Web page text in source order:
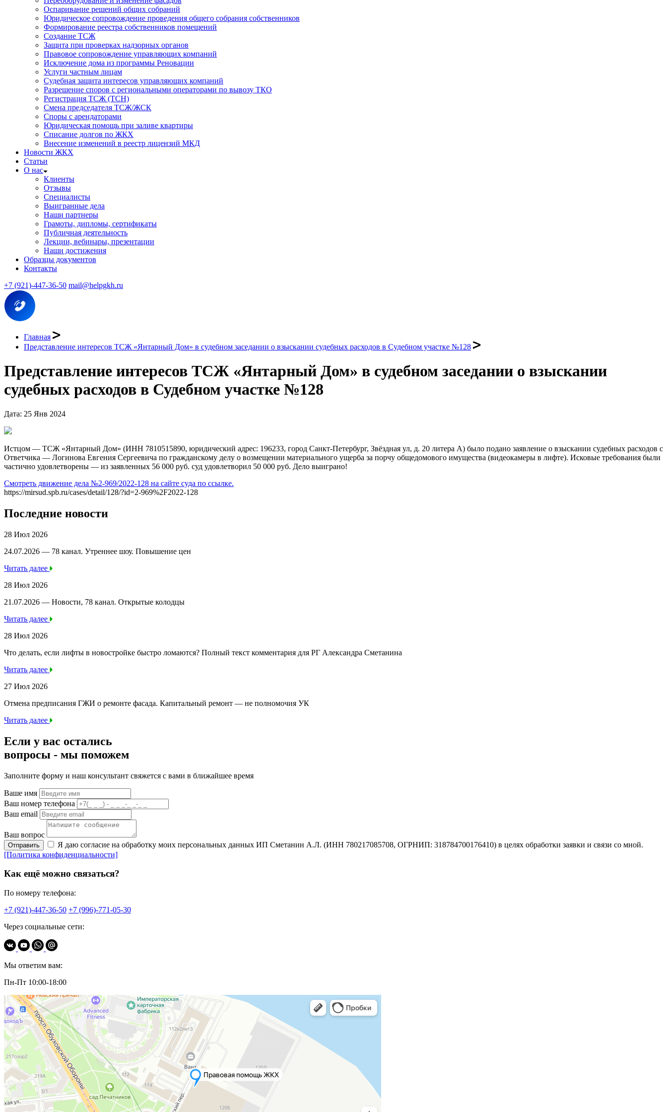
Оспаривание решений общих собраний
Юридическое сопровождение проведения общего собрания собственников
Формирование реестра собственников помещений
Создание ТСЖ
Защита при проверках надзорных органов
Правовое сопровождение управляющих компаний
Исключение дома из программы Реновации
Услуги частным лицам
Судебная защита интересов управляющих компаний
Разрешение споров с региональными операторами по вывозу ТКО
Регистрация ТСЖ (ТСН)
Смена председателя ТСЖ/ЖСК
Споры с арендаторами
Юридическая помощь при заливе квартиры
Списание долгов по ЖКХ
Внесение изменений в реестр лицензий МКД
Новости ЖКХ
Статьи
О нас
Клиенты
Отзывы
Специалисты
Выигранные дела
Наши партнеры
Грамоты, дипломы, сертификаты
Публичная деятельность
Лекции, вебинары, презентации
Наши достижения
Образцы документов
Контакты
+7 (921)-447-36-50 mail@helpgkh.ru
Главная
Представление интересов ТСЖ «Янтарный Дом» в судебном заседании о взыскании судебных расходов в Судебном участке №128
Представление интересов ТСЖ «Янтарный Дом» в судебном заседании о взыскании
судебных расходов в Судебном участке №128
Дата: 25 Янв 2024
Истцом — ТСЖ «Янтарный Дом» (ИНН 7810515890, юридический адрес: 196233, город Санкт-Петербург, Звёздная ул, д. 20 литера А) было подано заявление о взыскании судебных расходов с
Ответчика — Логинова Евгения Сергеевича по гражданскому делу о возмещении материального ущерба за порчу общедомового имущества (видеокамеры в лифте). Исковые требования были
частично удовлетворены — из заявленных 56 000 руб. суд удовлетворил 50 000 руб. Дело выиграно!
Смотреть движение дела №2-969/2022-128 на сайте суда по ссылке.
https://mirsud.spb.ru/cases/detail/128/?id=2-969%2F2022-128
Последние новости
28 Июл 2026
24.07.2026 — 78 канал. Утреннее шоу. Повышение цен
Читать далее
28 Июл 2026
21.07.2026 — Новости, 78 канал. Открытые колодцы
Читать далее
28 Июл 2026
Что делать, если лифты в новостройке быстро ломаются? Полный текст комментария для РГ Александра Сметанина
Читать далее
27 Июл 2026
Отмена предписания ГЖИ о ремонте фасада. Капитальный ремонт — не полномочия УК
Читать далее
Если у вас остались
вопросы - мы поможем
Заполните форму и наш консультант свяжется с вами в ближайшее время
Ваше имя
Ваш номер телефона
Ваш email
Ваш вопрос
Отправить
Я даю согласие на обработку моих персональных данных ИП Сметанин А.Л. (ИНН 780217085708, ОГРНИП: 318784700176410) в целях обработки заявки и связи со мной.
[Политика конфиденциальности]
Как ещё можно связаться?
По номеру телефона:
+7 (921)-447-36-50 +7 (996)-771-05-30
Через социальные сети:
Мы ответим вам:
Пн-Пт 10:00-18:00